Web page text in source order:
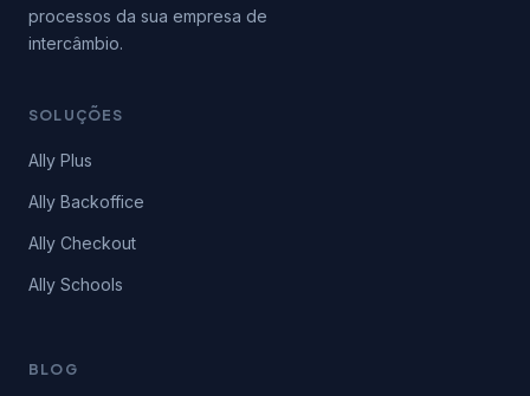
processos da sua empresa de
intercâmbio.
SOLUÇÕES
Ally Plus
Ally Backoffice
Ally Checkout
Ally Schools
BLOG